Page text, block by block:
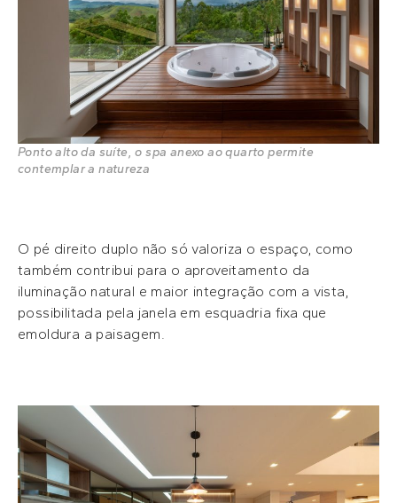
Ponto alto da suíte, o spa anexo ao quarto permite
contemplar a natureza
O pé direito duplo não só valoriza o espaço, como
também contribui para o aproveitamento da
iluminação natural e maior integração com a vista,
possibilitada pela janela em esquadria fixa que
emoldura a paisagem.